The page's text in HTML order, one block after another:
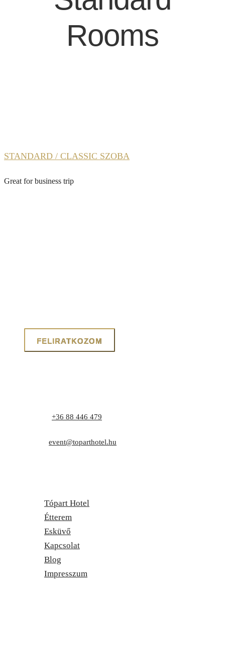
Rooms
STANDARD / CLASSIC SZOBA
Great for business trip
+36 88 446 479
event@toparthotel.hu
Tópart Hotel
Étterem
Esküvő
Kapcsolat
Blog
Impresszum